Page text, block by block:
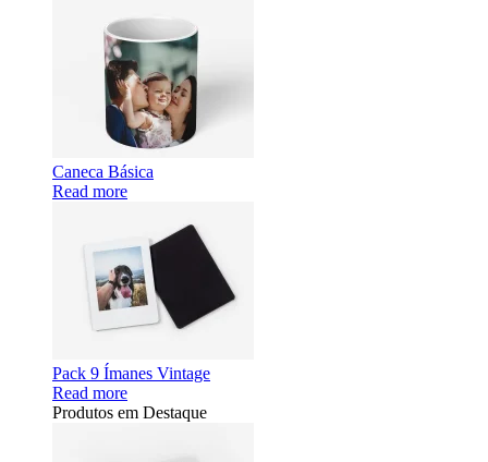
Caneca Básica
Read more
Pack 9 Ímanes Vintage
Read more
Produtos em Destaque